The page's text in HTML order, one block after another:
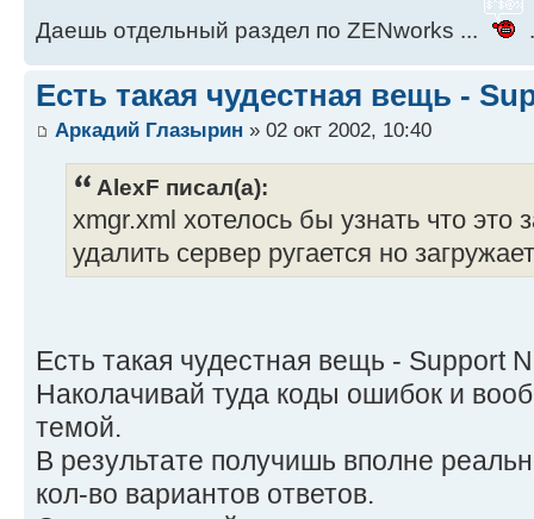
Даешь отдельный раздел по ZENworks ...
Есть такая чудестная вещь -
Аркадий Глазырин » 02 окт 2002, 10:40
AlexF писал(а):
xmgr.xml хотелось бы узнать что это
удалить сервер ругается но
Есть такая чудестная вещь - Support
Наколачивай туда коды ошибок и
темой.
В результате получишь вполне
кол-во вариантов ответов.